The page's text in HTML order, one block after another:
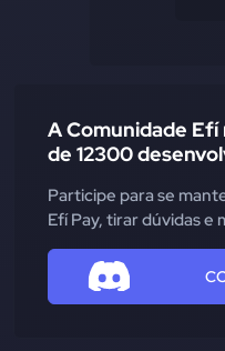
A Comunidade Efí
de 12300
Participe para se
Efí Pay, tirar dúvidas e